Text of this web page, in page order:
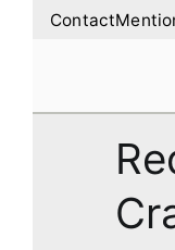
Aller
Contact
de